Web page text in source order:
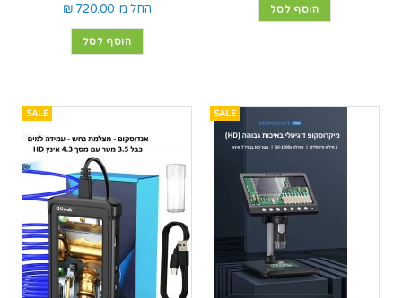
הוסף לסל החל מ: 720.00 ₪
הוסף לסל
SALE
SALE